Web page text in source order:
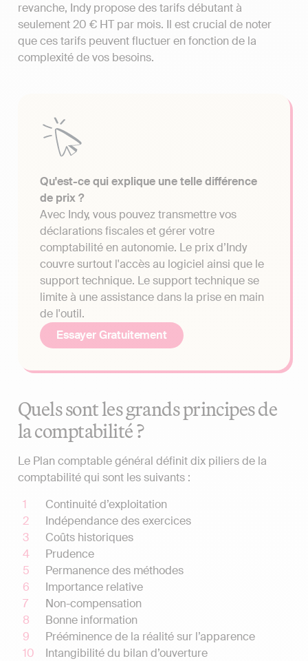
revanche, Indy propose des tarifs débutant à
seulement 20 € HT par mois. Il est crucial de noter
que ces tarifs peuvent fluctuer en fonction de la
complexité de vos besoins.
Qu'est-ce qui explique une telle différence
de prix ?
Avec Indy, vous pouvez transmettre vos
déclarations fiscales et gérer votre
comptabilité en autonomie. Le prix d’Indy
couvre surtout l'accès au logiciel ainsi que le
support technique. Le support technique se
limite à une assistance dans la prise en main
de l'outil.
Essayer Gratuitement
Quels sont les grands principes de
la comptabilité ?
Le Plan comptable général définit dix piliers de la
comptabilité qui sont les suivants :
Continuité d’exploitation
Indépendance des exercices
Coûts historiques
Prudence
Permanence des méthodes
Importance relative
Non-compensation
Bonne information
Prééminence de la réalité sur l’apparence
Intangibilité du bilan d’ouverture